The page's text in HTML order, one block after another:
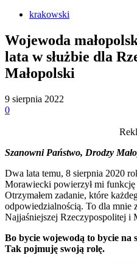
krakowski
Wojewoda
lata w służbie dla
Małopolski
9 sierpnia 2022
0
Szanowni Państwo, Drodzy
Dwa lata temu, 8 sierpnia 2020
Morawiecki powierzył mi
Otrzymałem zadanie, które
odpowiedzialnością. To dla mnie
Najjaśniejszej Rzeczypospolitej i
Bo bycie wojewodą to bycie na
Tak pojmuję swoją rolę.